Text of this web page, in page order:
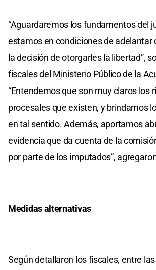
“Aguardaremos los fundamentos del
estamos en condiciones de adelantar
la decisión de otorgarles la libertad”,
fiscales del Ministerio Público de la
“Entendemos que son muy claros los
procesales que existen, y brindamos
en tal sentido. Además, aportamos
evidencia que da cuenta de la
por parte de los imputados”,
Medidas alternativas
Según detallaron los fiscales, entre